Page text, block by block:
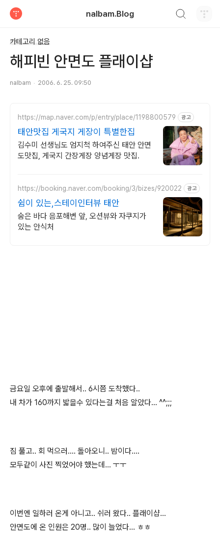
nalbam.Blog
카테고리 없음
해피빈 안면도 플래이샵
nalbam 2006. 6. 25. 09:50
https://map.naver.com/p/entry/place/1198800579 광고
태안맛집 게국지 게장이 특별한집
김수미 선생님도 엄지척 하여주신 태안 안면
도맛집, 게국지 간장게장 양념게장 맛집.
https://booking.naver.com/booking/3/bizes/920022 광고
쉼이 있는,스테이인터뷰 태안
숨은 바다 음포해변 앞, 오션뷰와 자쿠지가
있는 안식처
금요일 오후에 출발해서.. 6시쯤 도착했다..
내 차가 160까지 밟을수 있다는걸 처음 알았다... ^^;;;
짐 풀고.. 회 먹으러.... 돌아오니.. 밤이다....
모두같이 사진 찍었어야 했는데... ㅜㅜ
이번엔 일하러 온게 아니고.. 쉬러 왔다.. 플래이샵...
안면도에 온 인원은 20명.. 많이 늘었다... ㅎㅎ